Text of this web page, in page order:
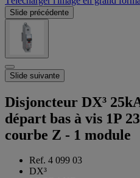
Slide précédente
Slide suivante
Disjoncteur DX³
départ bas à vis 1P
courbe Z - 1 module
Ref. 4 099 03
DX³